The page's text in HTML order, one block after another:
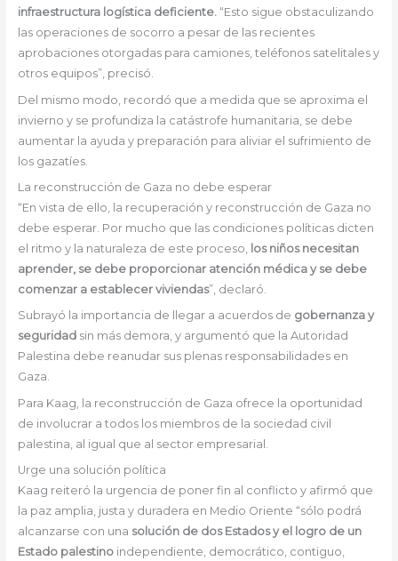
infraestructura logística deficiente.“Esto sigue obstaculizando
las operaciones de socorro a pesar de las recientes
aprobaciones otorgadas para camiones, teléfonos satelitales y
otros equipos”, precisó.
Del mismo modo, recordó que a medida que se aproxima el
invierno y se profundiza la catástrofe humanitaria, se debe
aumentar la ayuda y preparación para aliviar el sufrimiento de
los gazatíes.
La reconstrucción de Gaza no debe esperar
“En vista de ello, la recuperación y reconstrucción de Gaza no
debe esperar. Por mucho que las condiciones políticas dicten
el ritmo y la naturaleza de este proceso,
los niños necesitan
aprender, se debe proporcionar atención médica y se debe
comenzar a establecer viviendas”, declaró.
Subrayó la importancia de llegar a acuerdos de gobernanza y
seguridadsin más demora, y argumentó que la Autoridad
Palestina debe reanudar sus plenas responsabilidades en
Gaza.
Para Kaag, la reconstrucción de Gaza ofrece la oportunidad
de involucrar a todos los miembros de la sociedad civil
palestina, al igual que al sector empresarial.
Urge una solución política
Kaag reiteró la urgencia de poner fin al conflicto y afirmó que
la paz amplia, justa y duradera en Medio Oriente “sólo podrá
alcanzarse con una solución de dos Estados y el logro de un
Estado palestinoindependiente, democrático, contiguo,